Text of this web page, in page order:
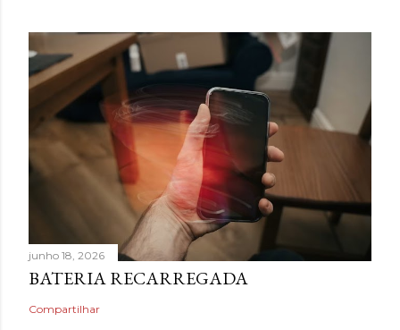
junho 18, 2026
BATERIA RECARREGADA
Compartilhar